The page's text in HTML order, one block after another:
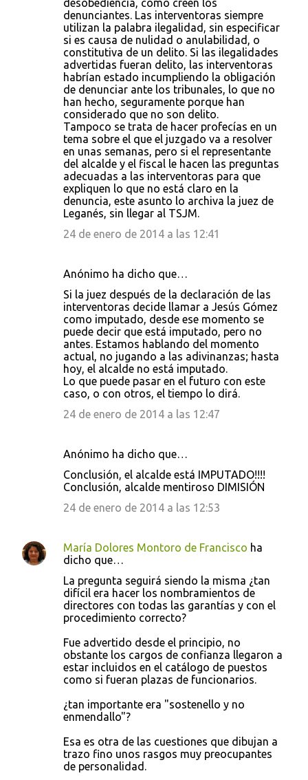
desobediencia, como creen los
denunciantes. Las interventoras siempre
utilizan la palabra ilegalidad, sin especificar
si es causa de nulidad o anulabilidad, o
constitutiva de un delito. Si las ilegalidades
advertidas fueran delito, las interventoras
habrían estado incumpliendo la obligación
de denunciar ante los tribunales, lo que no
han hecho, seguramente porque han
considerado que no son delito.
Tampoco se trata de hacer profecías en un
tema sobre el que el juzgado va a resolver
en unas semanas, pero si el representante
del alcalde y el fiscal le hacen las preguntas
adecuadas a las interventoras para que
expliquen lo que no está claro en la
denuncia, este asunto lo archiva la juez de
Leganés, sin llegar al TSJM.
24 de enero de 2014 a las 12:41
Anónimo ha dicho que…
Si la juez después de la declaración de las
interventoras decide llamar a Jesús Gómez
como imputado, desde ese momento se
puede decir que está imputado, pero no
antes. Estamos hablando del momento
actual, no jugando a las adivinanzas; hasta
hoy, el alcalde no está imputado.
Lo que puede pasar en el futuro con este
caso, o con otros, el tiempo lo dirá.
24 de enero de 2014 a las 12:47
Anónimo ha dicho que…
Conclusión, el alcalde está IMPUTADO!!!!
Conclusión, alcalde mentiroso DIMISIÓN
24 de enero de 2014 a las 12:53
María Dolores Montoro de Francisco ha
dicho que…
La pregunta seguirá siendo la misma ¿tan
difícil era hacer los nombramientos de
directores con todas las garantías y con el
procedimiento correcto?
Fue advertido desde el principio, no
obstante los cargos de confianza llegaron a
estar incluidos en el catálogo de puestos
como si fueran plazas de funcionarios.
¿tan importante era "sostenello y no
enmendallo"?
Esa es otra de las cuestiones que dibujan a
trazo fino unos rasgos muy preocupantes
de personalidad.